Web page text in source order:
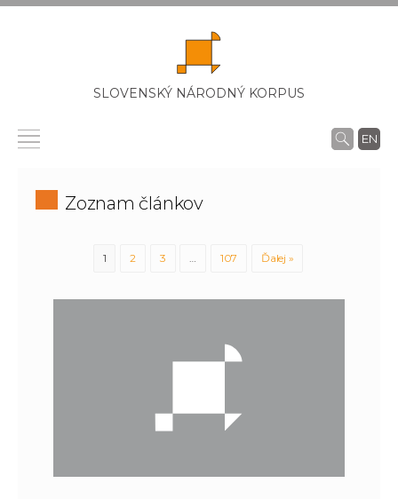
SLOVENSKÝ NÁRODNÝ KORPUS
EN
Zoznam článkov
1 2 3 107 Ďalej »